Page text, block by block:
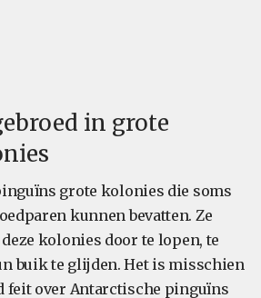
in grote
grote kolonies die soms
kunnen bevatten. Ze
kolonies door te lopen, te
buik te glijden. Het is misschien
feit over Antarctische pinguïns